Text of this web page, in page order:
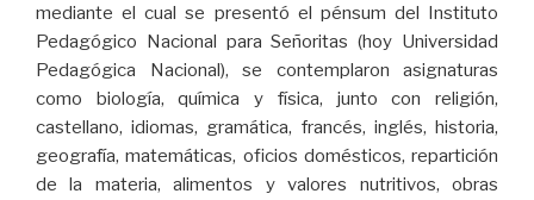
mediante el cual se presentó el pénsum del Instituto
Pedagógico Nacional para Señoritas (hoy Universidad
Pedagógica Nacional), se contemplaron asignaturas
como biología, química y física, junto con religión,
castellano, idiomas, gramática, francés, inglés, historia,
geografía, matemáticas, oficios domésticos, repartición
de la materia, alimentos y valores nutritivos, obras